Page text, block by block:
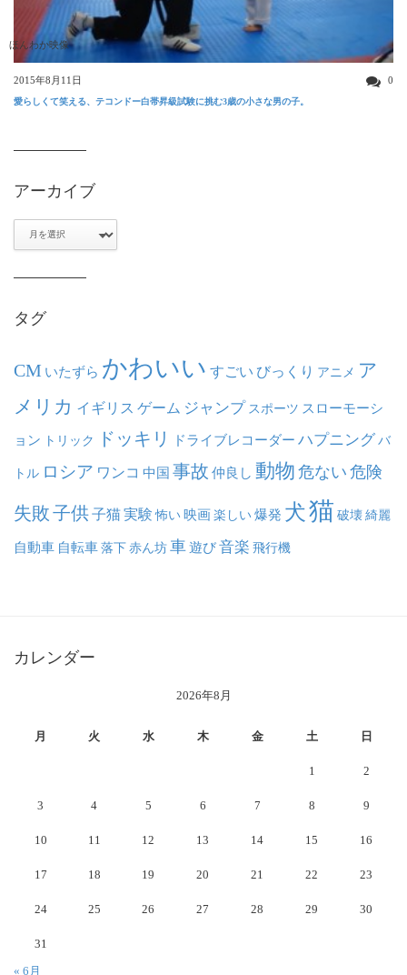
ほんわか映像
2015年8月11日 0
愛らしくて笑える、テコンドー白帯昇級試験に挑む3歳の小さな男の子。
アーカイブ
タグ
CM いたずら かわいい すごい びっくり アニメ ア
メリカ イギリス ゲーム ジャンプ スポーツ スローモーシ
ョン トリック ドッキリ ドライブレコーダー ハプニング バ
トル ロシア ワンコ 中国 事故 仲良し 動物 危ない 危険
失敗子供子猫実験 怖い映画楽しい爆発 犬猫 破壊綺麗
自動車 自転車落下赤ん坊車遊び音楽 飛行機
カレンダー
2026年8月
月 火 水 木 金 土 日
1 2
3 4 5 6 7 8 9
10 11 12 13 14 15 16
17 18 19 20 21 22 23
24 25 26 27 28 29 30
31
« 6月